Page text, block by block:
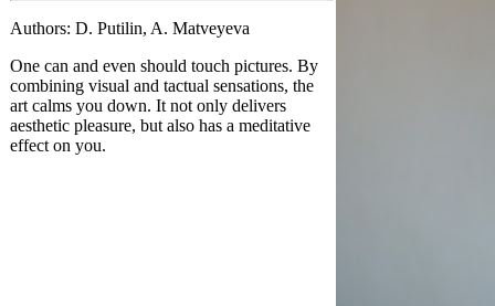
Authors: D. Putilin, A. Matveyeva
One can and even should touch pictures. By
combining visual and tactual sensations, the
art calms you down. It not only delivers
aesthetic pleasure, but also has a meditative
effect on you.